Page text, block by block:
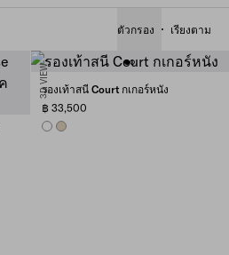
ของคุณว่างเปล่า
ของคุณ และเก็บรวบรวมไว้ที่นี่
ตัวกรอง เรียงตาม
3D VIEW
รองเท้าสนี Court กเกอร์หนัง
฿ 33,500
WHITEDESERT BEIGE